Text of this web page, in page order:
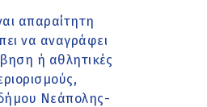
απαραίτητη
να αναγράφει
ή αθλητικές
Νεάπολης-